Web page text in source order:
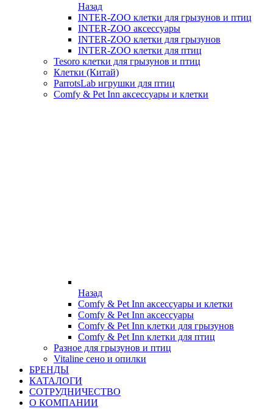
Назад
INTER-ZOO клетки для грызунов и птиц
INTER-ZOO аксессуары
INTER-ZOO клетки для грызунов
INTER-ZOO клетки для птиц
Tesoro клетки для грызунов и птиц
Клетки (Китай)
ParrotsLab игрушки для птиц
Comfy & Pet Inn аксессуары и клетки
Назад
Comfy & Pet Inn аксессуары и клетки
Comfy & Pet Inn аксессуары
Comfy & Pet Inn клетки для грызунов
Comfy & Pet Inn клетки для птиц
Разное для грызунов и птиц
Vitaline сено и опилки
БРЕНДЫ
КАТАЛОГИ
СОТРУДНИЧЕСТВО
О КОМПАНИИ